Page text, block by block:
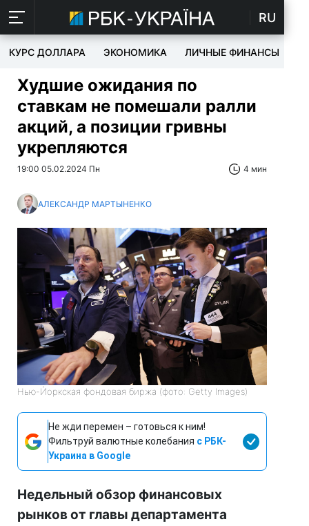
RU
КУРС ДОЛЛАРА ЭКОНОМИКА ЛИЧНЫЕ ФИНАНСЫ
Худшие ожидания по
ставкам не помешали ралли
акций, а позиции гривны
укрепляются
19:00 05.02.2024 Пн 4 мин
АЛЕКСАНДР МАРТЫНЕНКО
Нью-Йоркская фондовая биржа (фото: Getty Images)
Не жди перемен – готовься к ним!
Фильтруй валютные колебания с РБК-
Украина в Google
Недельный обзор финансовых
рынков от главы департамента